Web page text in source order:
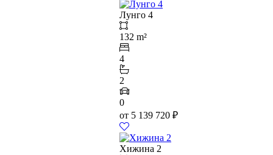
Лунго 4
132 m²
4
2
0
от 5 139 720 ₽
Хижина 2